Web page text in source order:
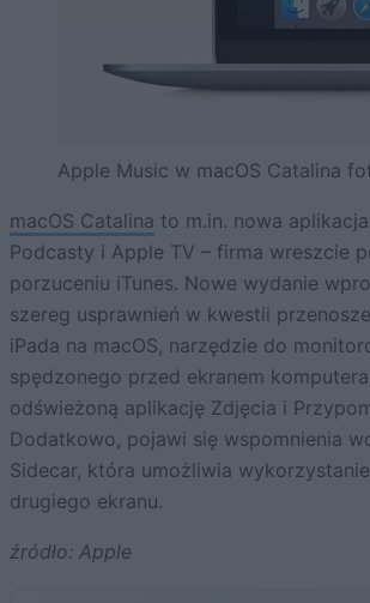
Apple Music w macOS Catalina
macOS Catalina to m.in. nowa
Podcasty i Apple TV – firma wreszcie
porzuceniu iTunes. Nowe wydanie
szereg usprawnień w kwestii
iPada na macOS, narzędzie do
spędzonego przed ekranem
odświeżoną aplikację Zdjęcia i
Dodatkowo, pojawi się wspomnienia
Sidecar, która umożliwia
drugiego ekranu.
źródło: Apple